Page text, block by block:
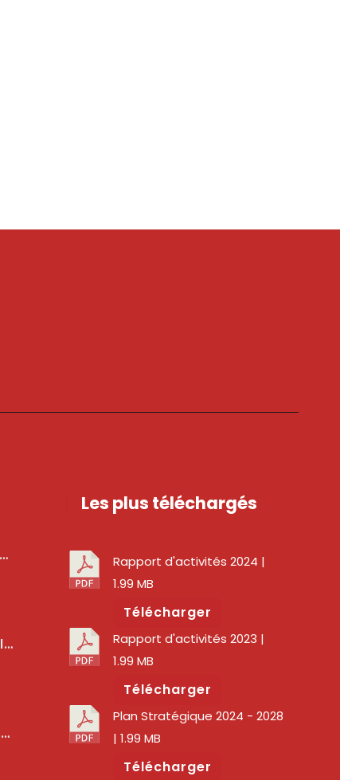
Les plus téléchargés
Rapport d'activités 2024 |
1.99 MB
Télécharger
Rapport d'activités 2023 |
1.99 MB
Télécharger
Plan Stratégique 2024 - 2028
| 1.99 MB
Télécharger